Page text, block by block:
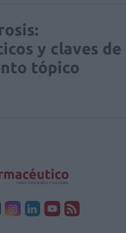
y claves de
tópico